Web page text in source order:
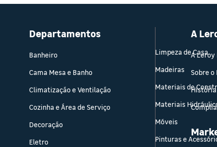
Departamentos
Banheiro
Cama Mesa e Banho
Climatização e Ventilação
Cozinha e Área de Serviço
Decoração
Eletro
Limpeza de Casa
Madeiras
Materiais de
Materiais
Móveis
Pinturas e
A
A
Sobre o
História